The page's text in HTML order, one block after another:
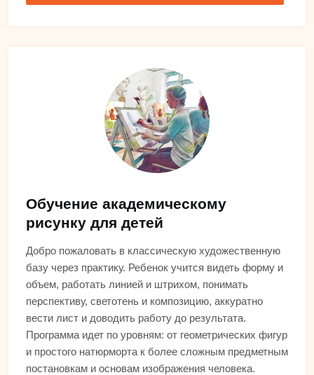
Обучение академическому
рисунку для детей
Добро пожаловать в классическую художественную
базу через практику. Ребенок учится видеть форму и
объем, работать линией и штрихом, понимать
перспективу, светотень и композицию, аккуратно
вести лист и доводить работу до результата.
Программа идет по уровням: от геометрических фигур
и простого натюрморта к более сложным предметным
постановкам и основам изображения человека.